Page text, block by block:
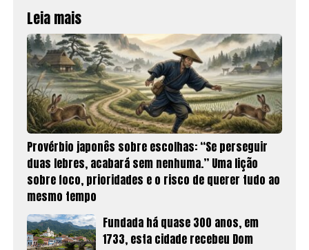
Leia mais
Provérbio japonês sobre escolhas: “Se perseguir
duas lebres, acabará sem nenhuma.” Uma lição
sobre foco, prioridades e o risco de querer tudo ao
mesmo tempo
Fundada há quase 300 anos, em
1733, esta cidade recebeu Dom